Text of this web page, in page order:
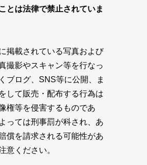
とは法律で禁止されていま
掲載されている写真および
撮影やスキャン等を行なっ
ブログ、SNS等に公開、ま
して販売・配布する行為は
権等を侵害するものであ
っては刑事罰が科され、あ
償を請求される可能性があ
意ください。